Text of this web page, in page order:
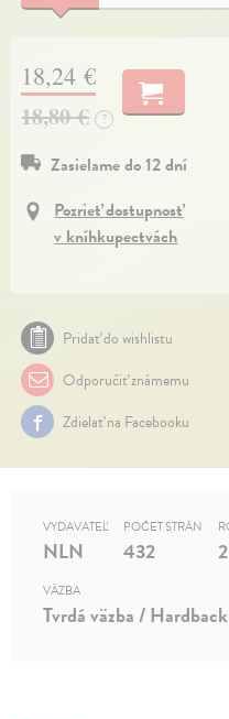
18,24 €
18,80 €
?
Zasielame do 12 dní
Pozrieť dostupnosť
v kníhkupectvách
Pridať do wishlistu
Odporučiť známemu
Zdielať na Facebooku
VYDAVATEĽ
NLN
POČET STRÁN
432
VÄZBA
Tvrdá väzba / Hardback